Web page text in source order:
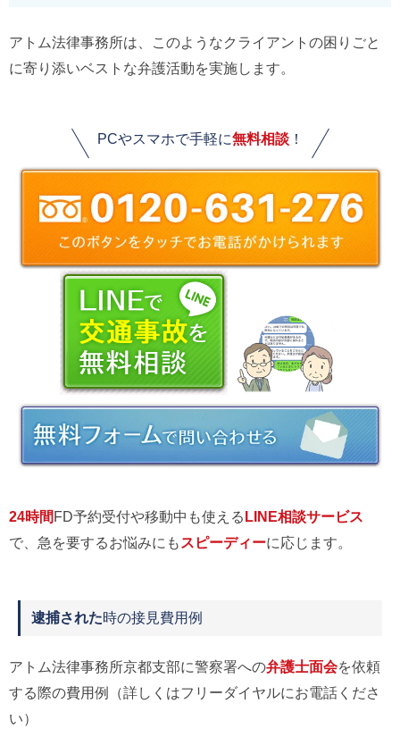
アトム法律事務所は、このようなクライアントの困りごと
に寄り添いベストな弁護活動を実施します。
PCやスマホで手軽に無料相談！
24時間FD予約受付や移動中も使えるLINE相談サービス
で、急を要するお悩みにも スピーディーに応じます。
逮捕された時の接見費用例
アトム法律事務所京都支部に警察署への弁護士面会を依頼
する際の費用例（詳しくはフリーダイヤルにお電話くださ
い）